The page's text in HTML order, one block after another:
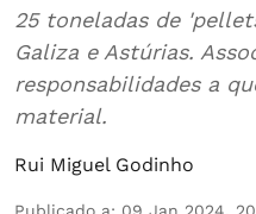
25 toneladas de
Galiza e Astúrias.
responsabilidades a
material.
Rui Miguel Godinho
Publicado a: 09 Jan 2024,